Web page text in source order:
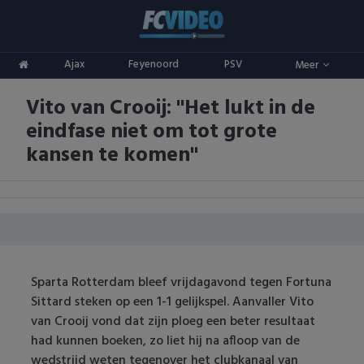
Ajax Feyenoord PSV Meer
ADO Den Haag
Ajax
AZ
FC Utrecht
Feyenoord
Competities
Eredivisie
Keuken Kampioen Divisie
Champions League
Europa League
Oranje
Goals & Samenvattingen
Vito van Crooij: "Het lukt in de
eindfase niet om tot grote
kansen te komen"
Sparta Rotterdam bleef vrijdagavond tegen Fortuna
Sittard steken op een 1-1 gelijkspel. Aanvaller Vito
van Crooij vond dat zijn ploeg een beter resultaat
had kunnen boeken, zo liet hij na afloop van de